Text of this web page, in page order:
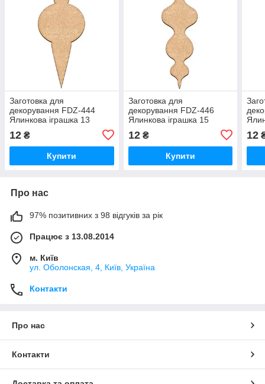
Заготовка для
декорування FDZ-444
Ялинкова іграшка 13
12 ₴
Купити
Заготовка для
декорування FDZ-446
Ялинкова іграшка 15
12₴
Купити
12
Про нас
97% позитивних з 98 відгуків за рік
Працює з 13.08.2014
м. Київ
ул. Оболонская, 4, Київ, Україна
Контакти
Про нас
Контакти